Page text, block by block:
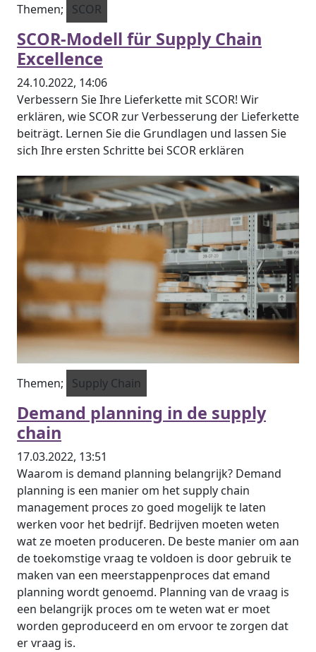
Themen; SCOR
SCOR-Modell für Supply Chain
Excellence
24.10.2022, 14:06
Verbessern Sie Ihre Lieferkette mit SCOR! Wir
erklären, wie SCOR zur Verbesserung der Lieferkette
beiträgt. Lernen Sie die Grundlagen und lassen Sie
sich Ihre ersten Schritte bei SCOR erklären
Themen; Supply Chain
Demand planning in de supply
chain
17.03.2022, 13:51
Waarom is demand planning belangrijk? Demand
planning is een manier om het supply chain
management proces zo goed mogelijk te laten
werken voor het bedrijf. Bedrijven moeten weten
wat ze moeten produceren. De beste manier om aan
de toekomstige vraag te voldoen is door gebruik te
maken van een meerstappenproces dat emand
planning wordt genoemd. Planning van de vraag is
een belangrijk proces om te weten wat er moet
worden geproduceerd en om ervoor te zorgen dat
er vraag is.